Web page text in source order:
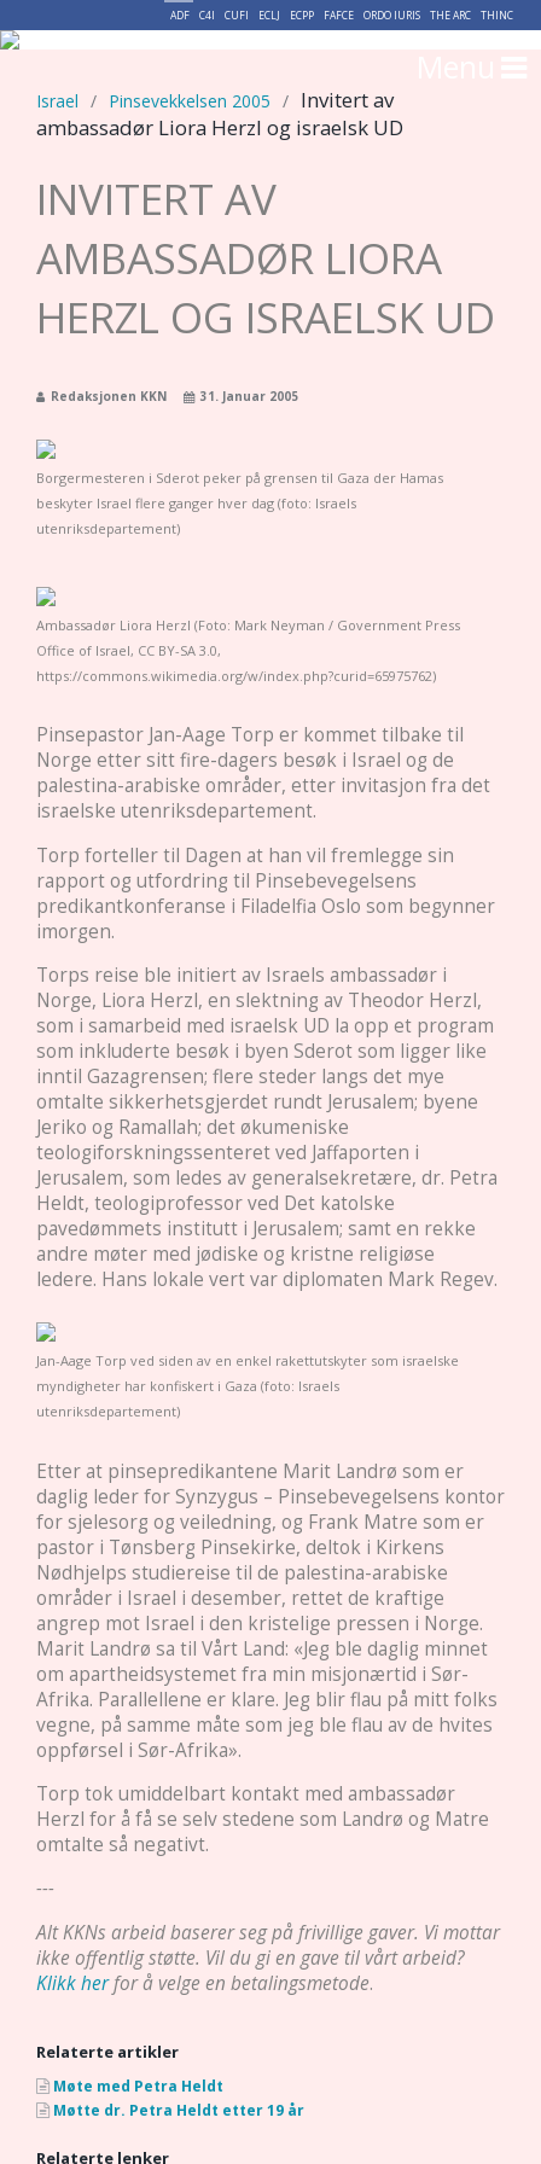
ADF C4I CUFI ECLJ ECPP FAFCE ORDO IURIS THE ARC THINC
Israel / Pinsevekkelsen 2005 / Invitert av
ambassadør Liora Herzl og israelsk UD
INVITERT AV
AMBASSADØR LIORA
HERZL OG ISRAELSK UD
Redaksjonen KKN 31. Januar 2005
Borgermesteren i Sderot peker på grensen til Gaza der Hamas
beskyter Israel flere ganger hver dag (foto: Israels
utenriksdepartement)
Ambassadør Liora Herzl (Foto: Mark Neyman / Government Press
Office of Israel, CC BY-SA 3.0,
https://commons.wikimedia.org/w/index.php?curid=65975762)
Pinsepastor Jan-Aage Torp er kommet tilbake til
Norge etter sitt fire-dagers besøk i Israel og de
palestina-arabiske områder, etter invitasjon fra det
israelske utenriksdepartement.
Torp forteller til Dagen at han vil fremlegge sin
rapport og utfordring til Pinsebevegelsens
predikantkonferanse i Filadelfia Oslo som begynner
imorgen.
Torps reise ble initiert av Israels ambassadør i
Norge, Liora Herzl, en slektning av Theodor Herzl,
som i samarbeid med israelsk UD la opp et program
som inkluderte besøk i byen Sderot som ligger like
inntil Gazagrensen; flere steder langs det mye
omtalte sikkerhetsgjerdet rundt Jerusalem; byene
Jeriko og Ramallah; det økumeniske
teologiforskningssenteret ved Jaffaporten i
Jerusalem, som ledes av generalsekretære, dr. Petra
Heldt, teologiprofessor ved Det katolske
pavedømmets institutt i Jerusalem; samt en rekke
andre møter med jødiske og kristne religiøse
ledere. Hans lokale vert var diplomaten Mark Regev.
Jan-Aage Torp ved siden av en enkel rakettutskyter som israelske
myndigheter har konfiskert i Gaza (foto: Israels
utenriksdepartement)
Etter at pinsepredikantene Marit Landrø som er
daglig leder for Synzygus – Pinsebevegelsens kontor
for sjelesorg og veiledning, og Frank Matre som er
pastor i Tønsberg Pinsekirke, deltok i Kirkens
Nødhjelps studiereise til de palestina-arabiske
områder i Israel i desember, rettet de kraftige
angrep mot Israel i den kristelige pressen i Norge.
Marit Landrø sa til Vårt Land: «Jeg ble daglig minnet
om apartheidsystemet fra min misjonærtid i Sør-
Afrika. Parallellene er klare. Jeg blir flau på mitt folks
vegne, på samme måte som jeg ble flau av de hvites
oppførsel i Sør-Afrika».
Torp tok umiddelbart kontakt med ambassadør
Herzl for å få se selv stedene som Landrø og Matre
omtalte så negativt.
---
Alt KKNs arbeid baserer seg på frivillige gaver. Vi mottar
ikke offentlig støtte. Vil du gi en gave til vårt arbeid?
Klikk herfor å velge en betalingsmetode.
Relaterte artikler
Møte med Petra Heldt
Møtte dr. Petra Heldt etter 19 år
Relaterte lenker